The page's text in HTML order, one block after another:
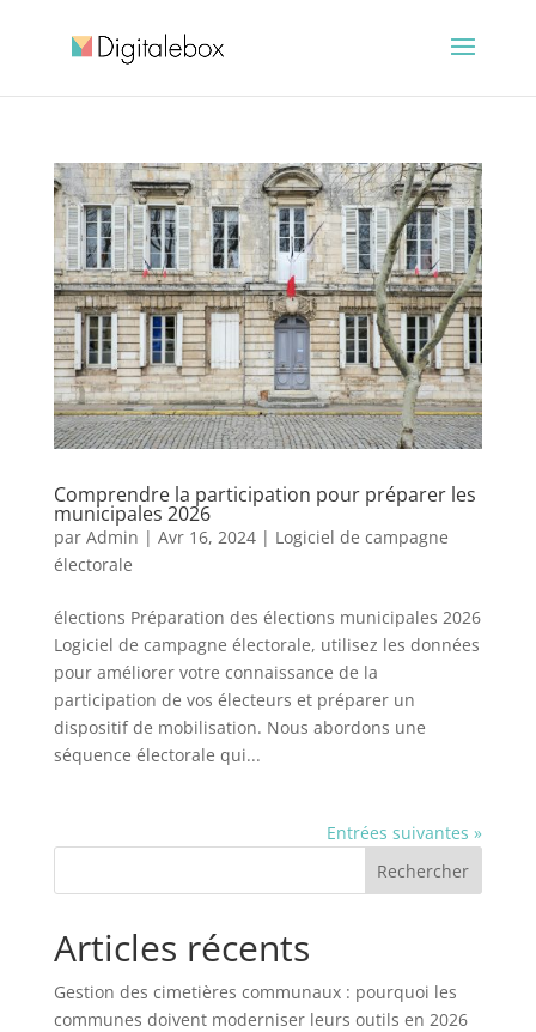
Comprendre la participation pour préparer les
municipales 2026
par Admin | Avr 16, 2024| Logiciel de campagne
électorale
élections Préparation des élections municipales 2026
Logiciel de campagne électorale, utilisez les données
pour améliorer votre connaissance de la
participation de vos électeurs et préparer un
dispositif de mobilisation. Nous abordons une
séquence électorale qui...
Entrées suivantes »
Rechercher
Articles récents
Gestion des cimetières communaux : pourquoi les
communes doivent moderniser leurs outils en 2026